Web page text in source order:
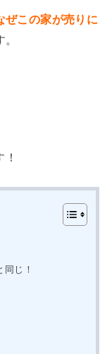
ぜこの家が売りに
じ！